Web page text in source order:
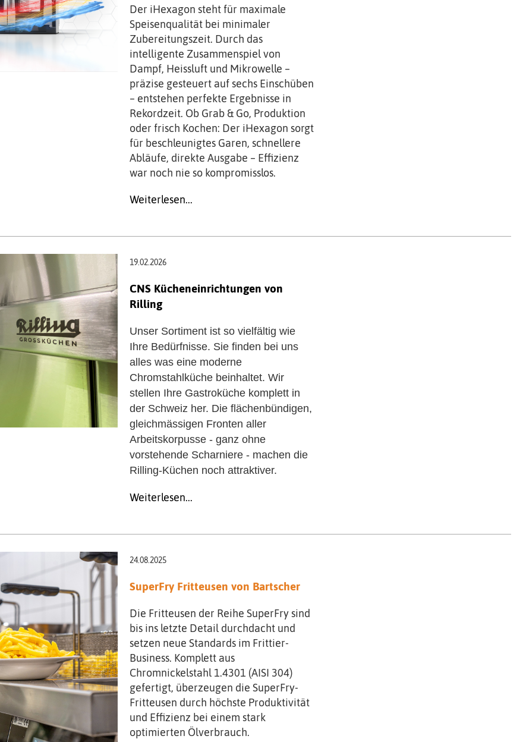
Der iHexagon steht für maximale
Speisenqualität bei minimaler
Zubereitungszeit. Durch das
intelligente Zusammenspiel von
Dampf, Heissluftund Mikrowelle –
präzise gesteuert auf sechs Einschüben
– entstehen perfekte Ergebnisse in
Rekordzeit. Ob Grab & Go, Produktion
oder frisch Kochen: Der iHexagon sorgt
für beschleunigtes Garen, schnellere
Abläufe, direkte Ausgabe – Effizienz
war noch nie so kompromisslos.
Weiterlesen...
19.02.2026
CNS Kücheneinrichtungen von
Rilling
Unser Sortiment ist so vielfältig wie
Ihre Bedürfnisse. Sie finden bei uns
alles was eine moderne
Chromstahlküche beinhaltet. Wir
stellen Ihre Gastroküche komplett in
der Schweiz her. Die flächenbündigen,
gleichmässigen Fronten aller
Arbeitskorpusse - ganz ohne
vorstehende Scharniere - machen die
Rilling-Küchen noch attraktiver.
Weiterlesen...
24.08.2025
SuperFry Fritteusen von Bartscher
Die Fritteusen der Reihe SuperFry sind
bis ins letzte Detail durchdacht und
setzen neue Standards im Frittier-
Business. Komplett aus
Chromnickelstahl 1.4301 (AISI 304)
gefertigt, überzeugen die SuperFry-
Fritteusen durch höchste Produktivität
und Effizienz bei einem stark
optimierten Ölverbrauch.